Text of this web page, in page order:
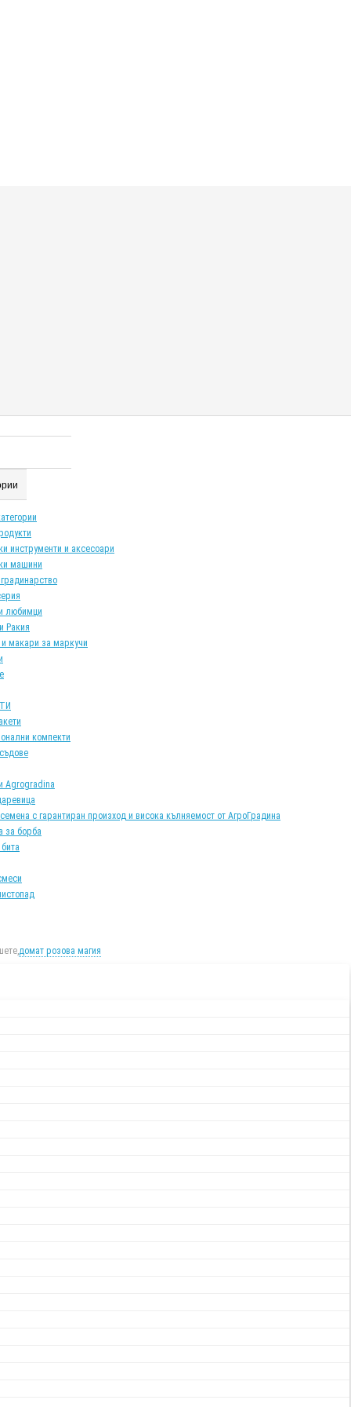
инструменти и аксесоари
машини
любимци
Ракия
и макари за маркучи
компекти
Agrogradina
с гарантиран произход и висока кълняемост от АгроГрадина
за борба
домат розова магия